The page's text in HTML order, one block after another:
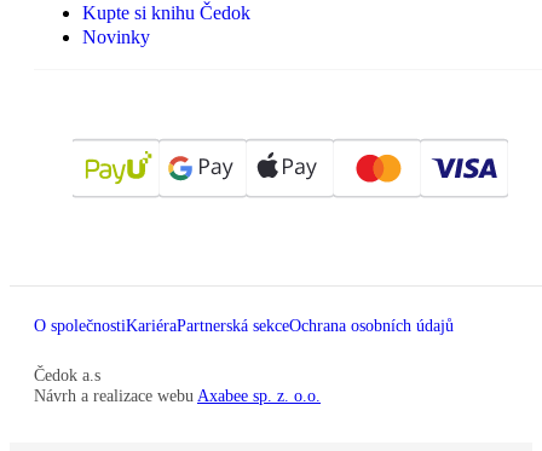
Kupte si knihu Čedok
Novinky
O společnostiKariéraPartnerská sekceOchrana osobních údajů
Čedok a.s
Návrh a realizace webu Axabee sp. z. o.o.